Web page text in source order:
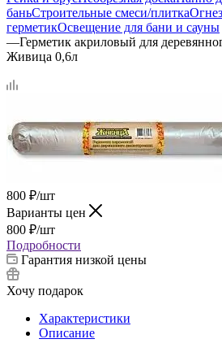
баньСтроительные смеси/плитка
герметикОсвещение для бани и сауны
—Герметик акриловый для
Живица 0,6л
800 ₽/шт
Варианты цен
800 ₽/шт
Подробности
Гарантия низкой цены
Хочу подарок
Характеристики
Описание